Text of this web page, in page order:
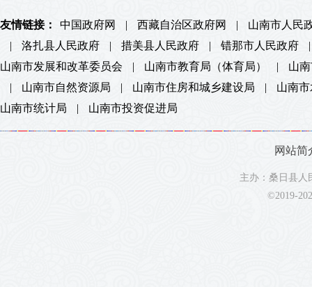
友情链接： 中国政府网 | 西藏自治区政府网 |
山南市人民
|
洛扎县人民政府 | 措美县人民政府 | 错那市人民政府
|
山南市发展和改革委员会
| 山南市教育局（体育局） |
山
|
山南市自然资源局 | 山南市住房和城乡建设局 |
山南
山南市统计局
| 山南市投资促进局
网站简
主办：桑日县
©2019-